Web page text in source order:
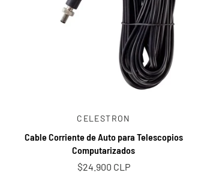
CELESTRON
Cable Corriente de Auto para Telescopios
Computarizados
$24.900 CLP